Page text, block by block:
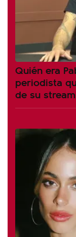
Quién era
periodista
de su